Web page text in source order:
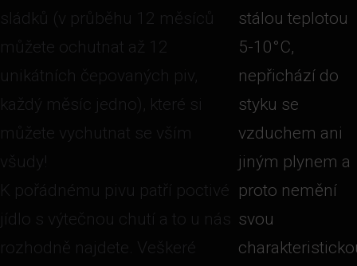
sládků (v průběhu 12 měsíců
můžete ochutnat až 12
unikátních čepovaných piv,
každý měsíc jedno), které si
můžete vychutnat se vším
všudy!
K pořádnému pivu patří poctivé
jídlo s výtečnou chutí a to u nás
rozhodně najdete. Veškeré
stálou teplotou
5-10°C,
nepřichází do
styku se
vzduchem ani
jiným plynem a
proto nemění
svou